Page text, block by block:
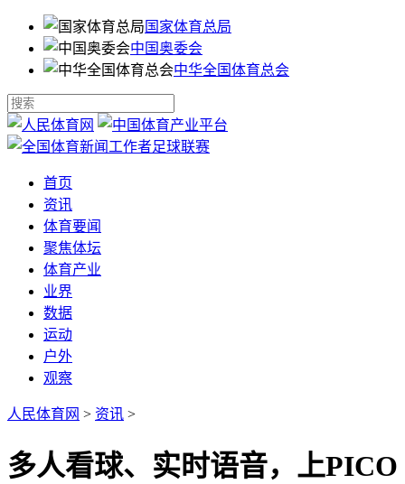
国家体育总局
中国奥委会
中华全国体育总会
首页
资讯
体育要闻
聚焦体坛
体育产业
业界
数据
运动
户外
观察
人民体育网 > 资讯 >
多人看球、实时语音，上